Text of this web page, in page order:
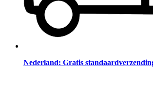
Nederland: Gratis